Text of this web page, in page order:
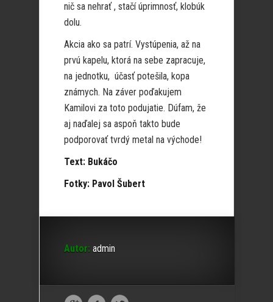
nič sa nehrať , stačí úprimnosť, klobúk
dolu.
Akcia ako sa patrí. Vystúpenia, až na
prvú kapelu, ktorá na sebe zapracuje,
na jednotku, účasť potešila, kopa
známych. Na záver poďakujem
Kamilovi za toto podujatie. Dúfam, že
aj naďalej sa aspoň takto bude
podporovať tvrdý metal na východe!
Text: Bukáčo
Fotky: Pavol Šubert
Autor: admin